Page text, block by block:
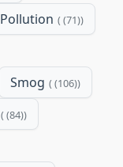
Pollution (71)
Smog (106)
(84)